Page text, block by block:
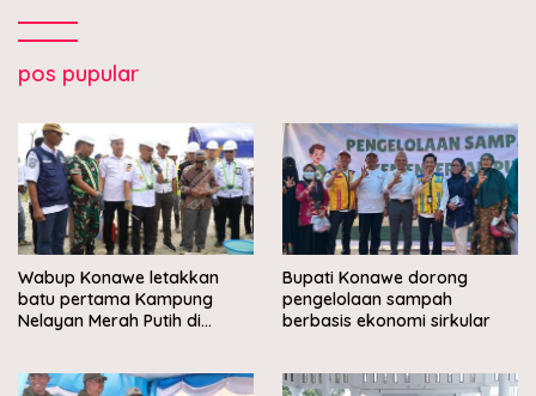
pos pupular
Wabup Konawe letakkan
batu pertama Kampung
Nelayan Merah Putih di
Bupati Konawe dorong
pengelolaan sampah
berbasis ekonomi sirkular